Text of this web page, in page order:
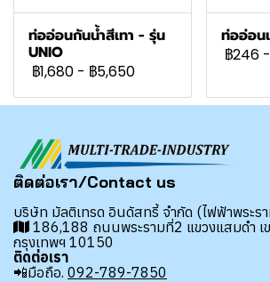
ท่ออ่อนกันน้ำสีเทา - รุ่น
UNIO
฿1,680 - ฿5,650
ท่ออ่อน
฿246 -
ติดต่อเรา/Contact us
บริษัท มัลติเทรด อินดัสทรี้ จำกัด (ไฟฟ้าพระร
186,188 ถนนพระรามที่2 แขวงแสมดำ เ
กรุงเทพฯ 10150
ติดต่อเรา
📲มือถือ. 092-789-7850